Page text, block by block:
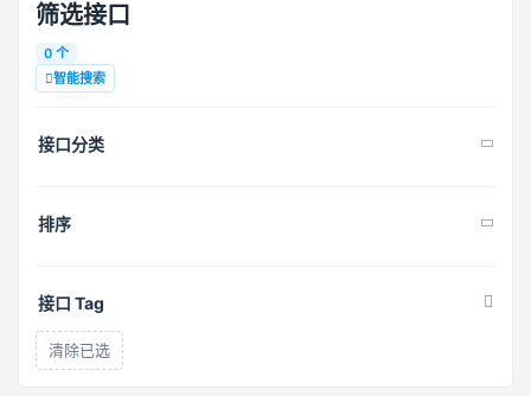
筛选接口
0 个
智能搜索
接口分类
排序
接口 Tag
清除已选